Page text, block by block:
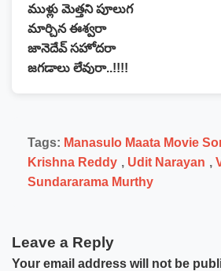
ముళ్లు మెత్తని పూలుగ
మార్చిన ఈశ్వరా
జానెదేవ్ సహోదరా
జగడాలు లేవురా..!!!!
Tags: Manasulo Maata Movie
Krishna Reddy , Udit Narayan ,
Sundararama Murthy
Leave a Reply
Your email address will not be